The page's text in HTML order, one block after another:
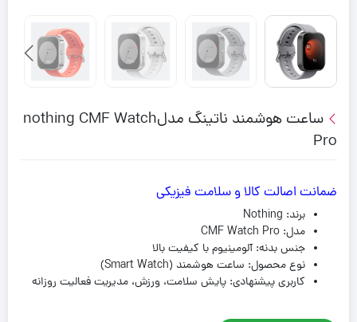
ساعت هوشمند ناتینگ مدلnothing CMF Watch
Pro
ضمانت اصالت کالا و سلامت فیزیکی
برند: Nothing
مدل: CMF Watch Pro
جنس بدنه: آلومینیوم با کیفیت بالا
نوع محصول: ساعت هوشمند (Smart Watch)
کاربری پیشنهادی: پایش سلامت، ورزش، مدیریت فعالیت روزانه